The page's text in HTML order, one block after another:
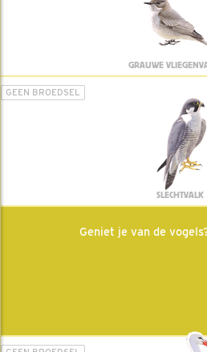
GRAUWE
GEEN BROEDSEL
SLECHTVALK
Geniet je van de